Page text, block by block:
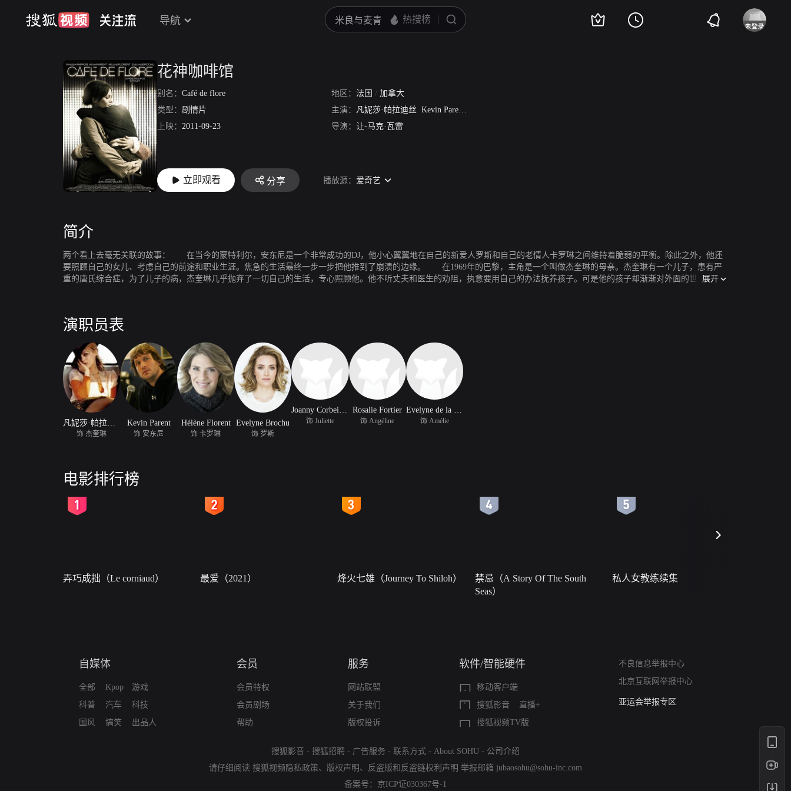
导航
花神咖啡馆
别名： Café de flore 地区： 法国 / 加拿大
类型： 剧情片 主演： 凡妮莎·帕拉迪丝 Kevin Parent
上映： 2011-09-23 导演： 让-马克·瓦雷
立即观看 分享 播放源： 爱奇艺
简介
两个看上去毫无关联的故事： 在当今的蒙特利尔，安东尼是一个非常成功的DJ，他小心翼翼地在自己的新爱人罗斯和自己的老情人卡罗琳之间维持着脆弱的平衡。除此之外，他还
要照顾自己的女儿、考虑自己的前途和职业生涯。焦急的生活最终一步一步把他推到了崩溃的边缘。 在1969年的巴黎，主角是一个叫做杰奎琳的母亲。杰奎琳有一个儿子，患有严
重的唐氏综合症，为了儿子的病，杰奎琳几乎抛弃了一切自己的生活，专心照顾他。他不听丈夫和医生的劝阻，执意要用自己的办法抚养孩子。可是他的孩子却渐渐对外面的世界产生
展开
演职员表
饰 杰奎琳
Kevin Parent
饰 安东尼
Hélène Florent
饰 卡罗琳
Evelyne Brochu
饰 罗斯
Joanny Corbeil Picher
饰 Juliette
Rosalie Fortier
饰 Angéline
Evelyne de la Cheneliere
饰 Amélie
电影排行榜
弄巧成拙（Le corniaud） 最爱（2021） 烽火七雄（Journey To Shiloh）
禁忌（A Story Of The South
Seas）
私人女教练续集
自媒体
全部
科普
国风
Kpop
汽车
搞笑
游戏
科技
出品人
会员
会员特权
会员剧场
帮助
服务
网站联盟
关于我们
版权投诉
软件/智能硬件
移动客户端
搜狐影音
直播+
搜狐视频TV版
不良信息举报中心
北京互联网举报中心
算法推荐专项举报
亚运会举报专区
搜狐影音 - 搜狐招聘 - 广告服务 - 联系方式 - About SOHU - 公司介绍
请仔细阅读 搜狐视频隐私政策、 版权声明 、 反盗版和反盗链权利声明 举报邮箱 jubaosohu@sohu-inc.com
备案号： 京ICP证030367号-1